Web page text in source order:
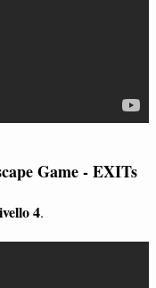
Game - EXITs
4.